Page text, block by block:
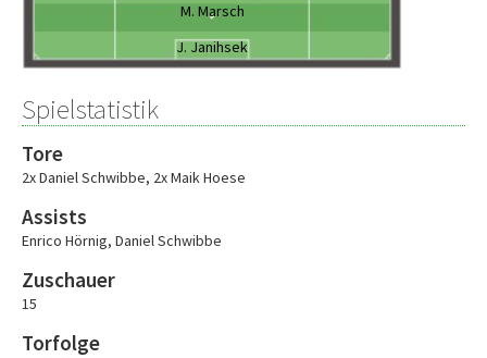
M. Marsch
J. Janihsek
Spielstatistik
Tore
2x Daniel Schwibbe, 2x Maik Hoese
Assists
Enrico Hörnig, Daniel Schwibbe
Zuschauer
15
Torfolge